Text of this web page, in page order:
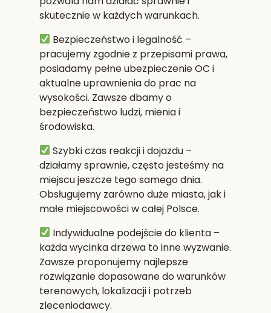
skutecznie w każdych warunkach.
Bezpieczeństwo i legalność –
pracujemy zgodnie z przepisami prawa,
posiadamy pełne ubezpieczenie OC i
aktualne uprawnienia do prac na
wysokości. Zawsze dbamy o
bezpieczeństwo ludzi, mienia i
środowiska.
Szybki czas reakcji i dojazdu–
działamy sprawnie, często jesteśmy na
miejscu jeszcze tego samego dnia.
Obsługujemy zarówno duże miasta, jak i
małe miejscowości w całej Polsce.
Indywidualne podejście do klienta–
każda wycinka drzewa to inne wyzwanie.
Zawsze proponujemy najlepsze
rozwiązanie dopasowane do warunków
terenowych, lokalizacji i potrzeb
zleceniodawcy.